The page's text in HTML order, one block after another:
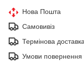
Нова Пошта
Самовивіз
Термінова
Умови повернення